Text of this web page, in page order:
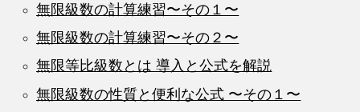
無限級数の計算練習〜その１〜
無限級数の計算練習〜その２〜
無限等比級数とは 導入と公式を解説
無限級数の性質と便利な公式 〜その１〜